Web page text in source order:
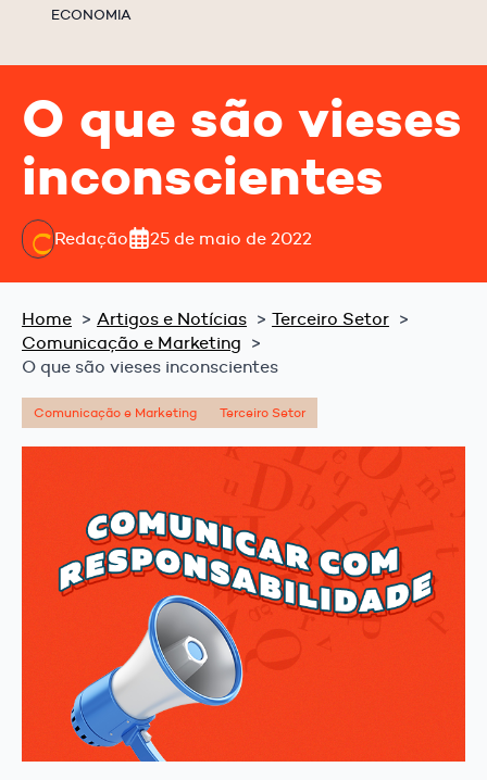
ECONOMIA
O que são vieses
inconscientes
Redação 25 de maio de 2022
Home Artigos e Notícias
Terceiro Setor
Comunicação e Marketing
O que são vieses inconscientes
Comunicação e Marketing Terceiro Setor